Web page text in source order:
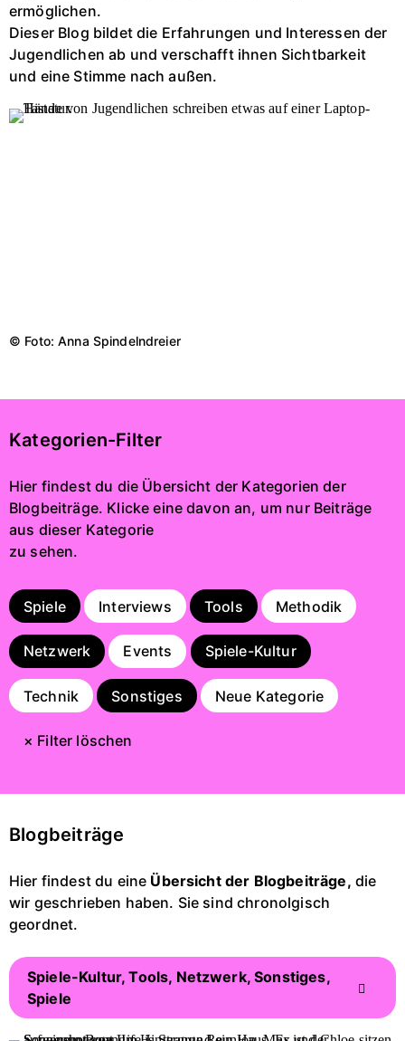
ermöglichen.
Dieser Blog bildet die Erfahrungen und Interessen der
Jugendlichen ab und verschafft ihnen Sichtbarkeit
und eine Stimme nach außen.
© Foto: Anna Spindelndreier
Kategorien-Filter
Hier findest du die Übersicht der Kategorien der
Blogbeiträge. Klicke eine davon an, um nur Beiträge
aus dieser Kategorie
zu sehen.
Spiele Interviews Tools Methodik
Netzwerk Events Spiele-Kultur
Technik Sonstiges Neue Kategorie
× Filter löschen
Blogbeiträge
Hier findest du eine Übersicht der Blogbeiträge, die
wir geschrieben haben. Sie sind chronolgisch
geordnet.
Spiele-Kultur, Tools, Netzwerk, Sonstiges,
Spiele